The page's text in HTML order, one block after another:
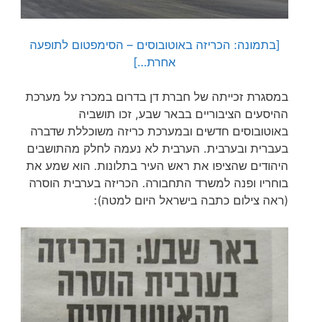
[בתמונה: הכריזה באוטובוסים – הסימפטום לתופעה
אחרת…]
במסגרת זכייתה של חברת דן בדרום במכרז על מערכת
ההיסעים הציבוריים בבאר שבע, זכו תושביה
באוטובוסים חדשים ובמערכת כריזה משוכללת שדברה
בעברית ובערבית. הערבית לא נעמה לחלק מהתושבים
היהודים שהציפו את ראש העיר בתלונות. הוא שמע את
בוחריו ופנה למשרד התחבורה. הכריזה בערבית הוסרה
(ראה צילום כתבה בישראל היום למטה):